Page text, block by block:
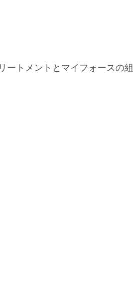
ートメントとマイフォースの組